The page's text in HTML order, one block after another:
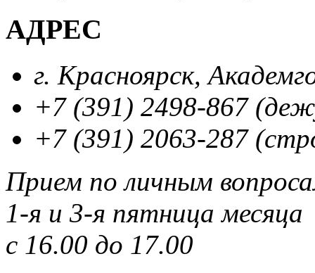
АДРЕС
г. Красноярск,
+7 (391) 2498-867
+7 (391) 2063-287
Прием по личным
1-я и 3-я пятница месяца
с 16.00 до 17.00